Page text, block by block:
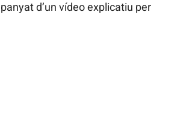
d’un vídeo explicatiu per